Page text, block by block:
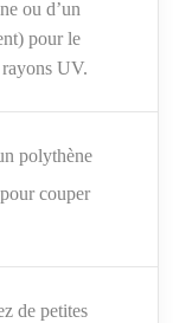
ou d’un
pour le
rayons UV.
polythène
couper
de petites